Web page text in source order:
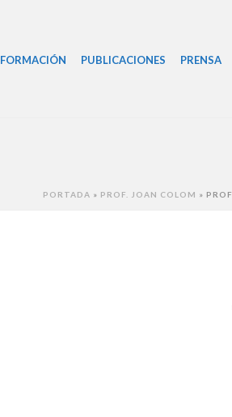
FORMACIÓN PUBLICACIONES PRENSA
PORTADA » PROF. JOAN COLOM »